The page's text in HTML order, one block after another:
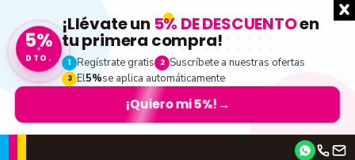
5%
DTO.
¡Llévate un 5% DE DESCUENTOen
tu primera compra!
1 Regístrate gratis 2 Suscríbete a nuestras ofertas
3 El5%se aplica automáticamente
¡Quiero mi 5%! →